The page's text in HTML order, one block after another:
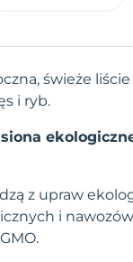
świeże
i ryb.
z upraw
i